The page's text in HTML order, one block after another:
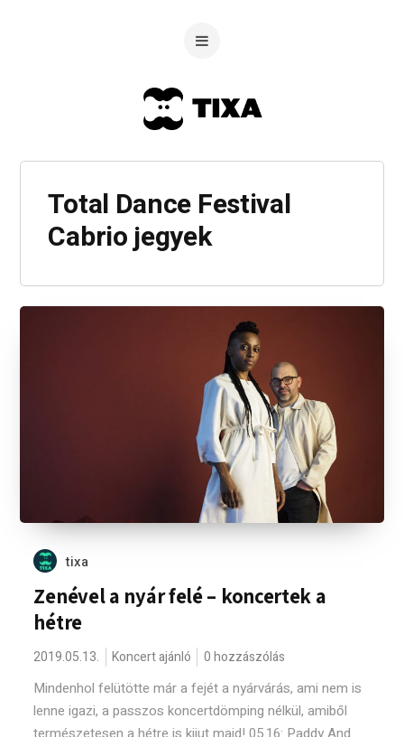
Total Dance Festival
Cabrio jegyek
tixa
Zenével a nyár felé – koncertek a
hétre
2019.05.13. Koncert ajánló 0 hozzászólás
Mindenhol felütötte már a fejét a nyárvárás, ami nem is
lenne igazi, a passzos koncertdömping nélkül, amiből